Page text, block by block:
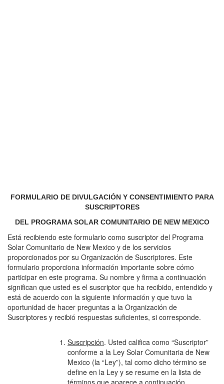
FORMULARIO DE DIVULGACIÓN Y CONSENTIMIENTO PARA
SUSCRIPTORES
DEL PROGRAMA SOLAR COMUNITARIO DE NEW MEXICO
Está recibiendo este formulario como suscriptor del Programa
Solar Comunitario de New Mexico y de los servicios
proporcionados por su Organización de Suscriptores. Este
formulario proporciona información importante sobre cómo
participar en este programa. Su nombre y firma a continuación
significan que usted es el suscriptor que ha recibido, entendido y
está de acuerdo con la siguiente información y que tuvo la
oportunidad de hacer preguntas a la Organización de
Suscriptores y recibió respuestas suficientes, si corresponde.
Suscripción. Usted califica como “Suscriptor”
conforme a la Ley Solar Comunitaria de New
Mexico (la “Ley”), tal como dicho término se
define en la Ley y se resume en la lista de